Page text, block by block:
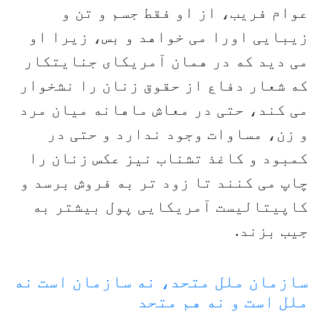
عوام فریب، از او فقط جسم و تن و
زیبایی اورا می خواهد و بس، زیرا او
می دید که در همان آمریکای جنایتکار
که شعار دفاع از حقوق زنان را نشخوار
می کند، حتی در معاش ماهانه میان مرد
و زن، مساوات وجود ندارد و حتی در
کمبود و کاغذ تشناب نیز عکس زنان را
چاپ می کنند تا زود تر به فروش برسد و
کاپیتالیست آمریکایی پول بیشتر به
جیب بزند.
سازمان ملل متحد، نه سازمان است نه
ملل است و نه هم متحد